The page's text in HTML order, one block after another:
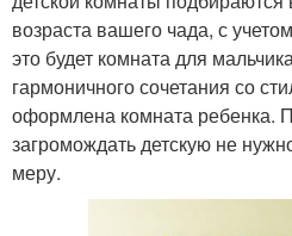
возраста вашего чада, с
это будет комната для
гармоничного сочетания со
оформлена комната ребенка.
загромождать детскую не
меру.